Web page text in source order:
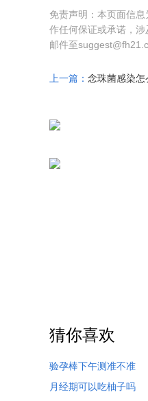
免责声明：本页面信
作任何保证或承诺，
邮件至
上一篇： 念珠菌感染怎
猜你喜欢
验孕棒下午测准不准
月经期可以吃柚子吗